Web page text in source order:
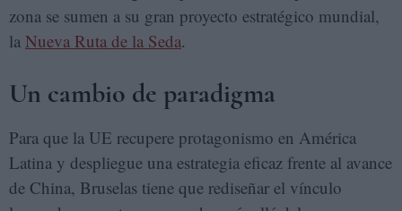
zona se sumen a su gran proyecto estratégico mundial,
la Nueva Ruta de la Seda.
Un cambio de paradigma
Para que la UE recupere protagonismo en América
Latina y despliegue una estrategia eficaz frente al avance
de China, Bruselas tiene que rediseñar el vínculo